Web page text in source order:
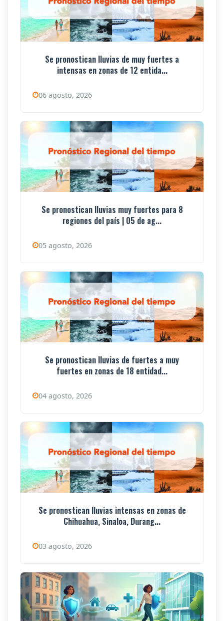
Se pronostican lluvias de muy fuertes a
intensas en zonas de 12 entida...
06 agosto, 2026
Se pronostican lluvias muy fuertes para 8
regiones del país | 05 de ag...
05 agosto, 2026
Se pronostican lluvias de fuertes a muy
fuertes en zonas de 18 entidad...
04 agosto, 2026
Se pronostican lluvias intensas en zonas de
Chihuahua, Sinaloa, Durang...
03 agosto, 2026